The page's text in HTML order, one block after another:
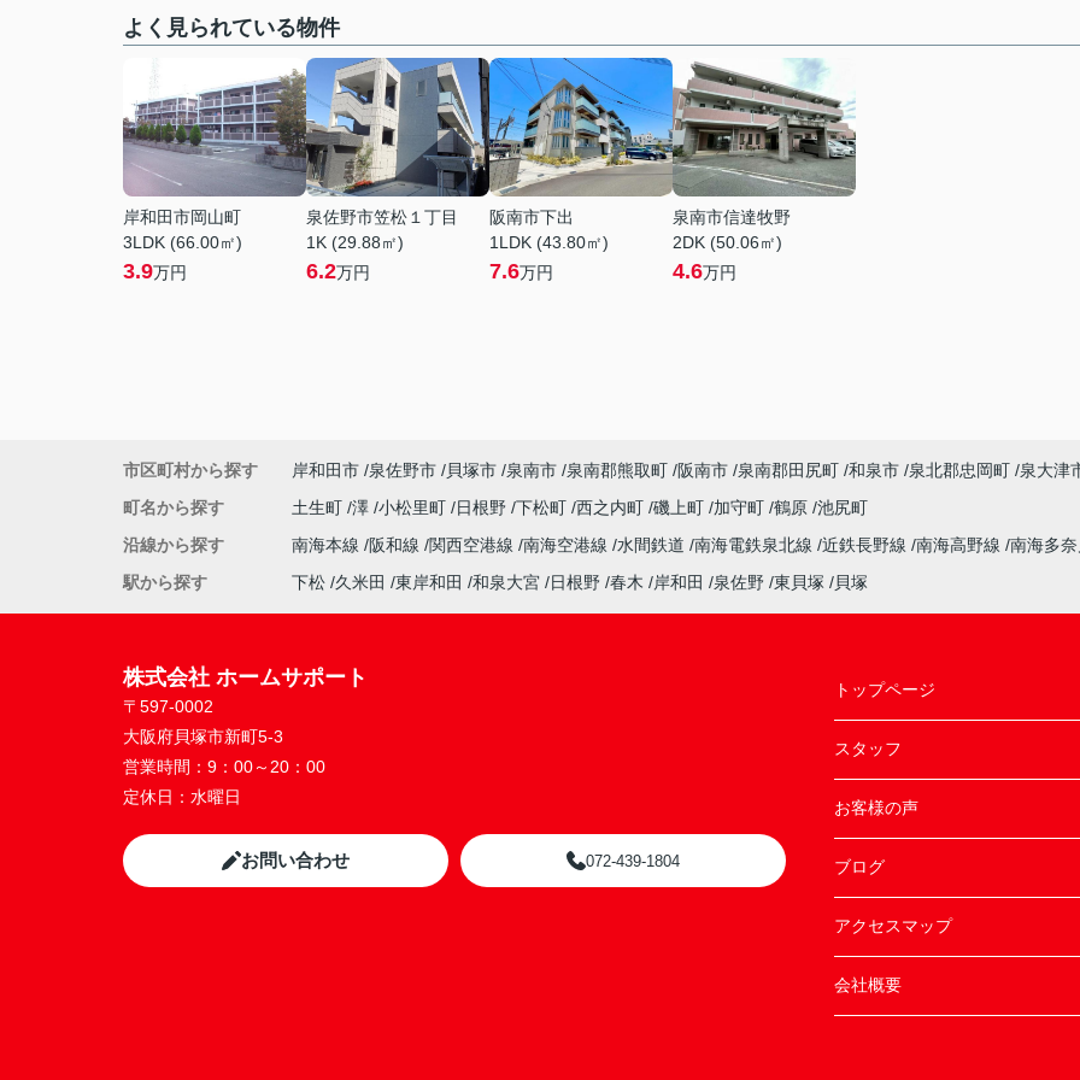
よく見られている物件
岸和田市岡山町
3LDK (66.00㎡)
3.9万円
泉佐野市笠松１丁目
1K (29.88㎡)
6.2万円
阪南市下出
1LDK (43.80㎡)
7.6万円
泉南市信達牧野
2DK (50.06㎡)
4.6万円
市区町村から探す 岸和田市 泉佐野市 貝塚市 泉南市 泉南郡熊取町 阪南市 泉南郡田尻町 和泉市 泉北郡忠岡町 泉大津
町名から探す
土生町 澤 小松里町 日根野 下松町 西之内町 磯上町 加守町 鶴原 池尻町
沿線から探す
南海本線 阪和線 関西空港線 南海空港線 水間鉄道 南海電鉄泉北線 近鉄長野線 南海高野線 南海多
駅から探す
下松 久米田 東岸和田 和泉大宮 日根野 春木 岸和田 泉佐野 東貝塚 貝塚
株式会社 ホームサポート
〒597-0002
大阪府貝塚市新町5-3
営業時間： 9：00～20：00
定休日： 水曜日
お問い合わせ 072-439-1804
トップページ
スタッフ
お客様の声
ブログ
アクセスマップ
会社概要